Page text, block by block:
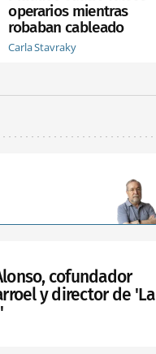
operarios mientras
robaban cableado
Carla Stavraky
cofundador
y director de 'La